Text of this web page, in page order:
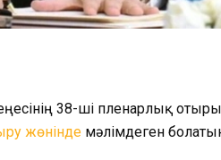
38-ші пленарлық
жөнінде мәлімдеген